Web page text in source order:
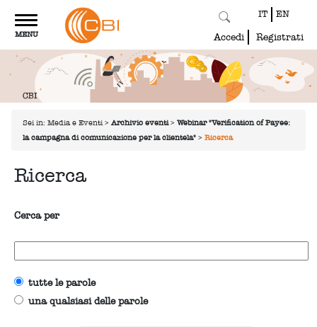
Toggle
navigation
MENU
IT EN
Accedi Registrati
Sei in: Media e Eventi > Archivio eventi > Webinar "Verification of Payee:
la campagna di comunicazione per la clientela" > Ricerca
Ricerca
Cerca per
tutte le parole
una qualsiasi delle parole